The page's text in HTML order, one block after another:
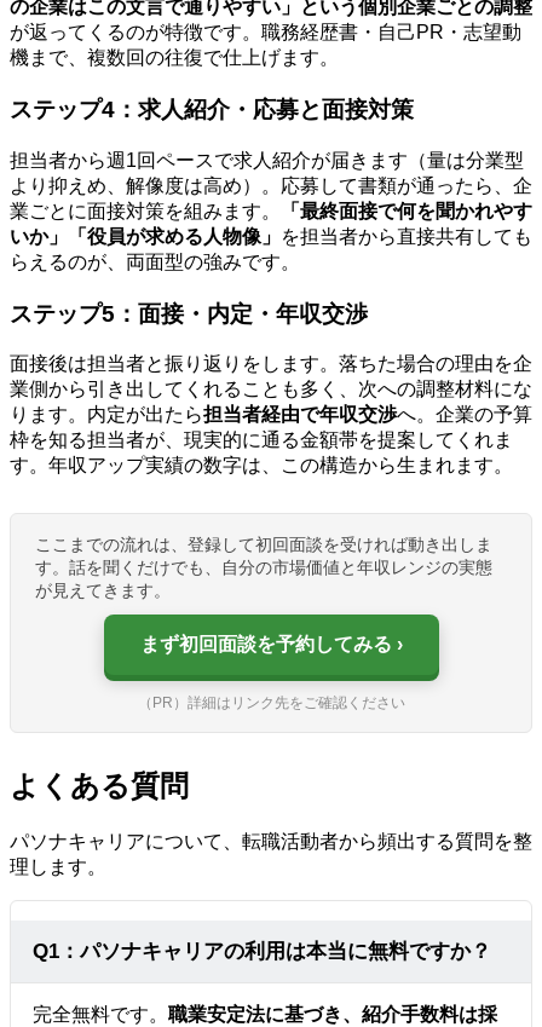
の企業はこの文言で通りやすい」という個別企業ごとの調整
が返ってくるのが特徴です。職務経歴書・自己PR・志望動
機まで、複数回の往復で仕上げます。
ステップ4：求人紹介・応募と面接対策
担当者から週1回ペースで求人紹介が届きます（量は分業型
より抑えめ、解像度は高め）。応募して書類が通ったら、企
業ごとに面接対策を組みます。
「最終面接で何を聞かれやす
いか」「役員が求める人物像」 を担当者から直接共有しても
らえるのが、両面型の強みです。
ステップ5：面接・内定・年収交渉
面接後は担当者と振り返りをします。落ちた場合の理由を企
業側から引き出してくれることも多く、次への調整材料にな
ります。内定が出たら担当者経由で年収交渉へ。企業の予算
枠を知る担当者が、現実的に通る金額帯を提案してくれま
す。年収アップ実績の数字は、この構造から生まれます。
ここまでの流れは、登録して初回面談を受ければ動き出しま
す。話を聞くだけでも、自分の市場価値と年収レンジの実態
が見えてきます。
まず初回面談を予約してみる
（PR）詳細はリンク先をご確認ください
よくある質問
パソナキャリアについて、転職活動者から頻出する質問を整
理します。
Q1：パソナキャリアの利用は本当に無料ですか？
完全無料です。 職業安定法に基づき、紹介手数料は採